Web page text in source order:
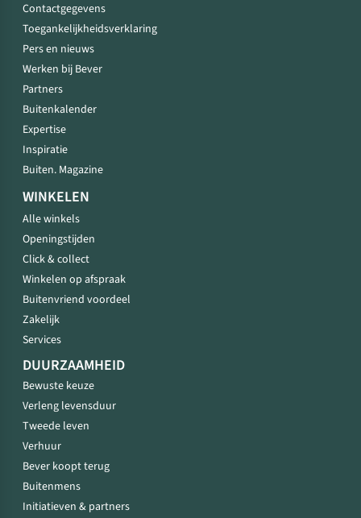
Contactgegevens
Toegankelijkheidsverklaring
Pers en nieuws
Werken bij Bever
Partners
Buitenkalender
Expertise
Inspiratie
Buiten. Magazine
WINKELEN
Alle winkels
Openingstijden
Click & collect
Winkelen op afspraak
Buitenvriend voordeel
Zakelijk
Services
DUURZAAMHEID
Bewuste keuze
Verleng levensduur
Tweede leven
Verhuur
Bever koopt terug
Buitenmens
Initiatieven & partners